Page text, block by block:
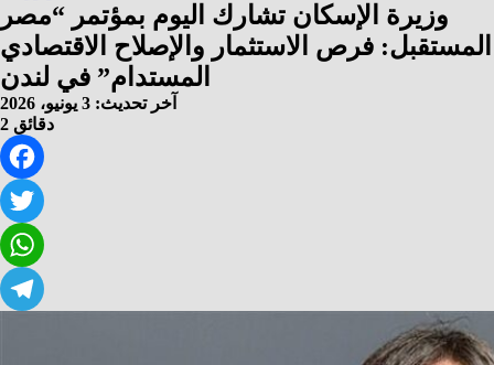
وزيرة الإسكان تشارك اليوم بمؤتمر “مصر
المستقبل: فرص الاستثمار والإصلاح الاقتصادي
المستدام” في لندن
آخر تحديث: 3 يونيو، 2026
2 دقائق